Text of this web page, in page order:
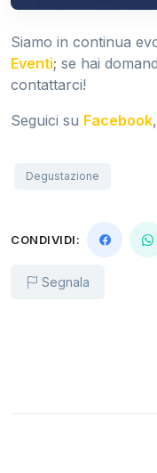
Siamo in continua
Eventi; se hai
contattarci!
Seguici su Facebook,
Degustazione
CONDIVIDI:
Segnala